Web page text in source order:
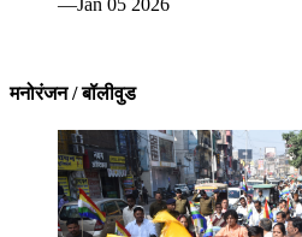
—Jan 05 2026
मनोरंजन / बॉलीवुड